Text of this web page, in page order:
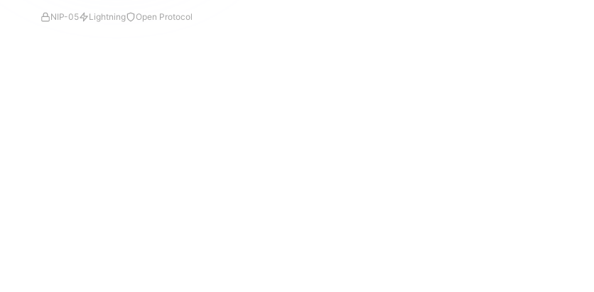
NIP-05 Lightning Open Protocol